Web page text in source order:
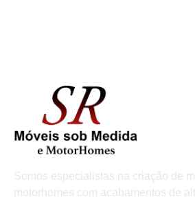
Somos especialistas na criação de
motorhomes com acabamentos de